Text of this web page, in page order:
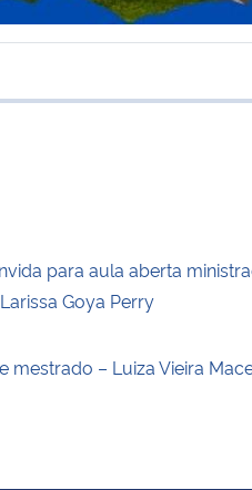
de transferência
para aula aberta
Goya Perry
mestrado – Luiza Vieira